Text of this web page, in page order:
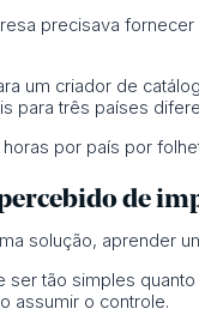
precisava
um criador de
para três países
por país por
de
solução, aprender
ser tão simples
assumir o controle.